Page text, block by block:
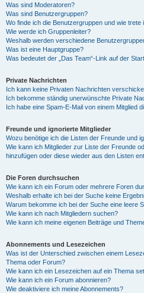
Was sind Moderatoren?
Was sind Benutzergruppen?
Wo finde ich die Benutzergruppen und wie trete
Wie werde ich Gruppenleiter?
Weshalb werden verschiedene
Was ist eine Hauptgruppe?
Was bedeutet der „Das Team“-Link auf der
Private Nachrichten
Ich kann keine Privaten Nachrichten
Ich bekomme ständig unerwünschte Private
Ich habe eine Spam-E-Mail von einem Mitglied
Freunde und ignorierte Mitglieder
Wozu benötige ich die Listen der Freunde und
Wie kann ich Mitglieder zur Liste der Freunde
hinzufügen oder diese wieder aus den Listen
Die Foren durchsuchen
Wie kann ich ein Forum oder mehrere Foren
Weshalb erhalte ich bei der Suche keine
Warum bekomme ich bei der Suche eine leere
Wie kann ich nach Mitgliedern suchen?
Wie kann ich meine eigenen Beiträge und
Abonnements und Lesezeichen
Was ist der Unterschied zwischen einem
Thema oder Forum?
Wie kann ich ein Lesezeichen auf ein Thema
Wie kann ich ein Forum abonnieren?
Wie deaktiviere ich meine Abonnements?